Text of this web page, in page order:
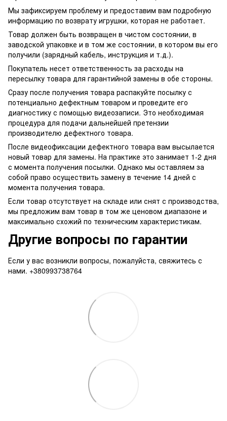
Мы зафиксируем проблему и предоставим вам подробную
информацию по возврату игрушки, которая не работает.
Товар должен быть возвращен в чистом состоянии, в
заводской упаковке и в том же состоянии, в котором вы его
получили (зарядный кабель, инструкция и т.д.).
Покупатель несет ответственность за расходы на
пересылку товара для гарантийной замены в обе стороны.
Сразу после получения товара распакуйте посылку с
потенциально дефектным товаром и проведите его
диагностику с помощью видеозаписи. Это необходимая
процедура для подачи дальнейшей претензии
производителю дефектного товара.
После видеофиксации дефектного товара вам высылается
новый товар для замены. На практике это занимает 1-2 дня
с момента получения посылки. Однако мы оставляем за
собой право осуществить замену в течение 14 дней с
момента получения товара.
Если товар отсутствует на складе или снят с производства,
мы предложим вам товар в том же ценовом диапазоне и
максимально схожий по техническим характеристикам.
Другие вопросы по гарантии
Если у вас возникли вопросы, пожалуйста, свяжитесь с
нами. +380993738764